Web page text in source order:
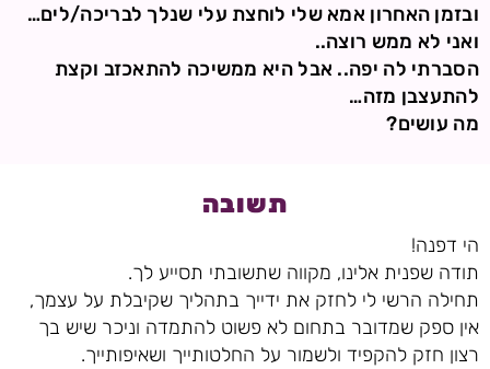
ובזמן האחרון אמא שלי לוחצת עלי שנלך לבריכה/לים…
ואני לא ממש רוצה..
הסברתי לה יפה.. אבל היא ממשיכה להתאכזב וקצת
להתעצבן מזה…
מה עושים?
תשובה
הי דפנה!
תודה שפנית אלינו, מקווה שתשובתי תסייע לך.
תחילה הרשי לי לחזק את ידייך בתהליך שקיבלת על עצמך,
אין ספק שמדובר בתחום לא פשוט להתמדה וניכר שיש בך
רצון חזק להקפיד ולשמור על החלטותייך ושאיפותייך.